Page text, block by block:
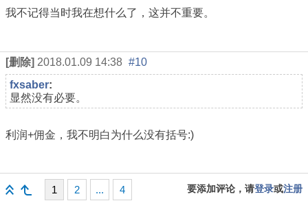
我不记得当时我在想什么了，这并不重要。
[删除] 2018.01.09 14:38 #10
fxsaber:
显然没有必要。
利润+佣金，我不明白为什么没有括号:)
1 2 ... 4 要添加评论，请登录或注册